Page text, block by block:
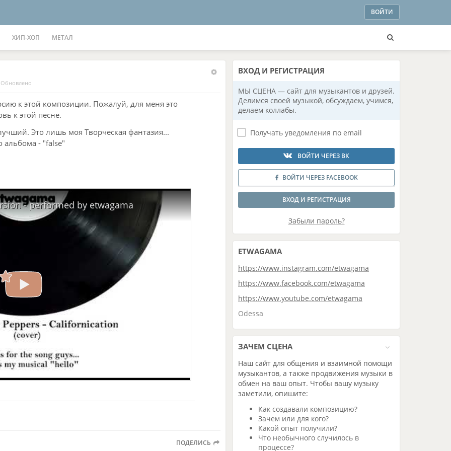
ВОЙТИ
ХИП-ХОП МЕТАЛ
Обновлено
к этой композиции. Пожалуй, для меня это
к этой песне.
Это лишь моя Творческая фантазия...
альбома - "false"
- performed by etwagama
ПОДЕЛИСЬ
ВХОДИ РЕГИСТРАЦИЯ
МЫ СЦЕНА — сайт для музыкантов и друзей.
Делимся своей музыкой, обсуждаем, учимся,
делаем коллабы.
Получать уведомления по email
ВОЙТИ ЧЕРЕЗ ВК
ВОЙТИ ЧЕРЕЗ FACEBOOK
ВХОД И РЕГИСТРАЦИЯ
Забыли пароль?
ETWAGAMA
https://www.instagram.com/etwagama
https://www.facebook.com/etwagama
https://www.youtube.com/etwagama
Odessa
ЗАЧЕМ СЦЕНА
Наш сайт для общения и взаимной помощи
музыкантов, а также продвижения музыки в
обмен на ваш опыт. Чтобы вашу музыку
заметили, опишите:
Как создавали композицию?
Зачем или для кого?
Какой опыт получили?
Что необычного случилось в
процессе?